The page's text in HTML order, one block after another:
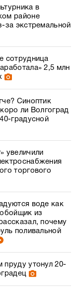
в
районе
за экстремальной
сотрудница
2,5 млн
Синоптик
ли Волгоград
градусной
увеличили
торгового
воде как
из
почему
поливальной
пруду утонул 20-